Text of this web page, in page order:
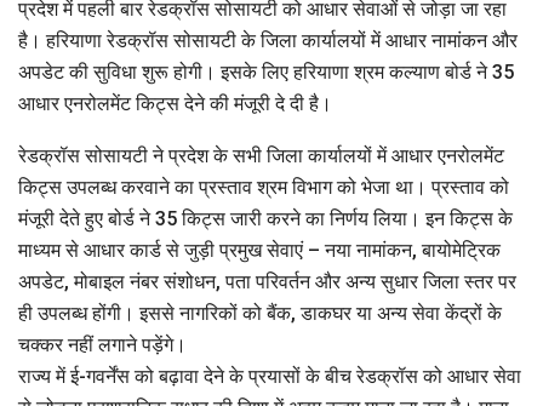
प्रदेश में पहली बार रेडक्रॉस सोसायटी को आधार सेवाओं से जोड़ा जा रहा
है। हरियाणा रेडक्रॉस सोसायटी के जिला कार्यालयों में आधार नामांकन और
अपडेट की सुविधा शुरू होगी। इसके लिए हरियाणा श्रम कल्याण बोर्ड ने 35
आधार एनरोलमेंट किट्स देने की मंजूरी दे दी है।
रेडक्रॉस सोसायटी ने प्रदेश के सभी जिला कार्यालयों में आधार एनरोलमेंट
किट्स उपलब्ध करवाने का प्रस्ताव श्रम विभाग को भेजा था। प्रस्ताव को
मंजूरी देते हुए बोर्ड ने 35 किट्स जारी करने का निर्णय लिया। इन किट्स के
माध्यम से आधार कार्ड से जुड़ी प्रमुख सेवाएं – नया नामांकन, बायोमेट्रिक
अपडेट, मोबाइल नंबर संशोधन, पता परिवर्तन और अन्य सुधार जिला स्तर पर
ही उपलब्ध होंगी। इससे नागरिकों को बैंक, डाकघर या अन्य सेवा केंद्रों के
चक्कर नहीं लगाने पड़ेंगे।
राज्य में ई-गवर्नेंस को बढ़ावा देने के प्रयासों के बीच रेडक्रॉस को आधार सेवा